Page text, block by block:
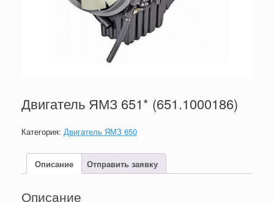
Двигатель ЯМЗ 651* (651.1000186)
Категория: Двигатель ЯМЗ 650
Описание Отправить заявку
Описание